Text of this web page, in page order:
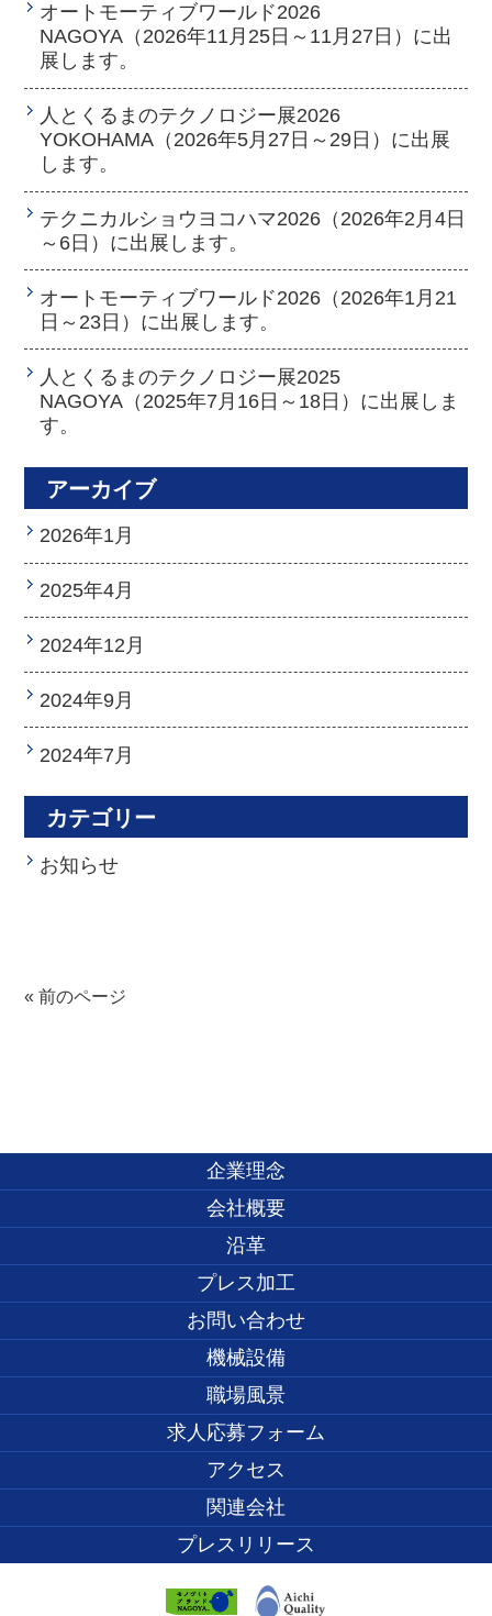
オートモーティブワールド2026
NAGOYA（2026年11月25日～11月27日）に出
展します。
人とくるまのテクノロジー展2026
YOKOHAMA（2026年5月27日～29日）に出展
します。
テクニカルショウヨコハマ2026（2026年2月4日
～6日）に出展します。
オートモーティブワールド2026（2026年1月21
日～23日）に出展します。
人とくるまのテクノロジー展2025
NAGOYA（2025年7月16日～18日）に出展しま
す。
アーカイブ
2026年1月
2025年4月
2024年12月
2024年9月
2024年7月
カテゴリー
お知らせ
« 前のページ
企業理念
会社概要
沿革
プレス加工
お問い合わせ
機械設備
職場風景
求人応募フォーム
アクセス
関連会社
プレスリリース